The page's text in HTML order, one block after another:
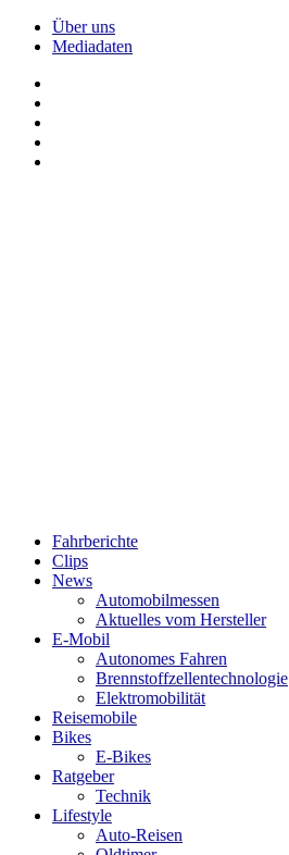
Über uns
Mediadaten
Fahrberichte
Clips
News
Automobilmessen
Aktuelles vom Hersteller
E-Mobil
Autonomes Fahren
Brennstoffzellentechnologie
Elektromobilität
Reisemobile
Bikes
E-Bikes
Ratgeber
Technik
Lifestyle
Auto-Reisen